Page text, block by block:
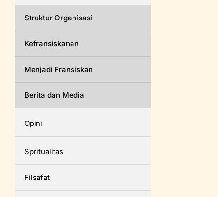
Struktur Organisasi
Kefransiskanan
Menjadi Fransiskan
Berita dan Media
Opini
Spritualitas
Filsafat